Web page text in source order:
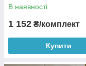
В наявності
1 152 ₴/комплект
Купити